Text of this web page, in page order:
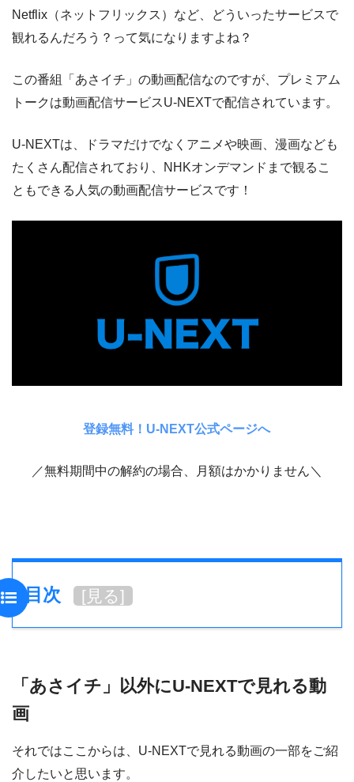
Netflix（ネットフリックス）など、どういったサービスで
観れるんだろう？って気になりますよね？
この番組「あさイチ」の動画配信なのですが、プレミアム
トークは動画配信サービスU-NEXTで配信されています。
U-NEXTは、ドラマだけでなくアニメや映画、漫画なども
たくさん配信されており、NHKオンデマンドまで観るこ
ともできる人気の動画配信サービスです！
登録無料！U-NEXT公式ページへ
／無料期間中の解約の場合、月額はかかりません＼
目次 [見る]
「あさイチ」以外にU-NEXTで見れる動
画
それではここからは、U-NEXTで見れる動画の一部をご紹
介したいと思います。